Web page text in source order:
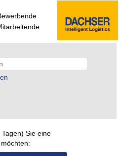
Sie eine